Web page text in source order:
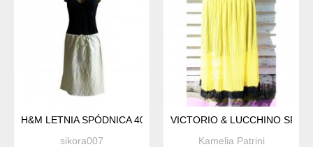
H&M LETNIA SPÓDNICA 40 42 BAWEŁNA
sikora007
VICTORIO & LUCCHINO
Kamelia Patrini